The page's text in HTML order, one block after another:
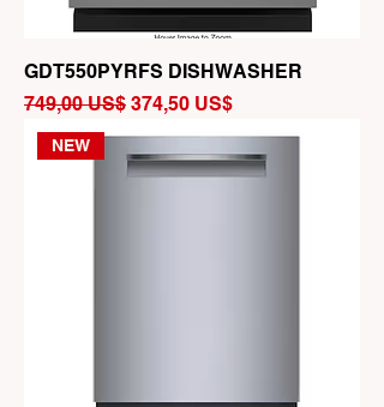
GDT550PYRFS DISHWASHER
Precio
749,00 US$ Precio de oferta
374,50 US$
NEW